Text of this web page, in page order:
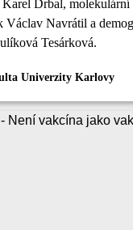
Drbal, molekulární
Václav Navrátil a
Tesárková.
Univerzity Karlovy